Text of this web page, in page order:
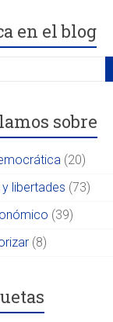
en el blog
sobre
(20)
libertades (73)
(39)
(8)